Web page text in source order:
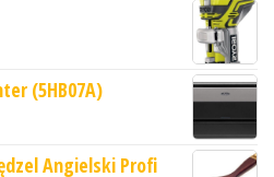
(5HB07A)
Angielski Profi